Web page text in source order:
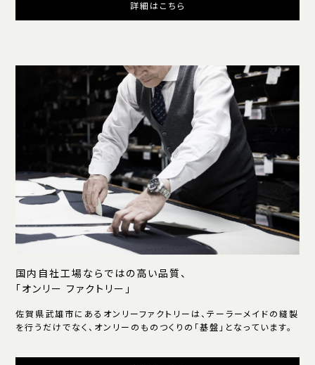
詳細はこちら
国内自社工場ならではの高い品質、
「オンリー ファクトリー」
佐賀県武雄市にあるオンリーファクトリーは、テーラーメイドの縫製
を行うだけでなく、オンリーのものつくりの「基盤」となっています。